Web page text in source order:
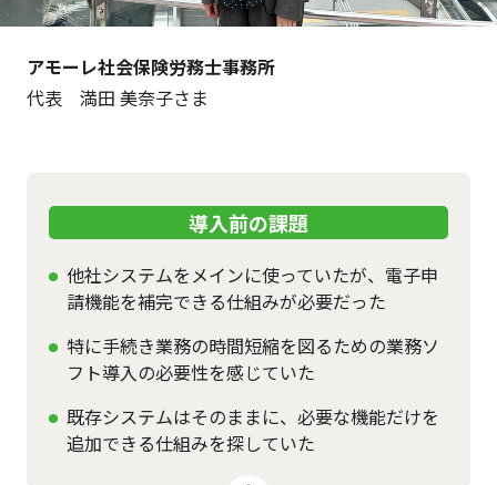
アモーレ社会保険労務士事務所
代表 満田 美奈子さま
導入前の課題
他社システムをメインに使っていたが、電子申
請機能を補完できる仕組みが必要だった
特に手続き業務の時間短縮を図るための業務ソ
フト導入の必要性を感じていた
既存システムはそのままに、必要な機能だけを
追加できる仕組みを探していた